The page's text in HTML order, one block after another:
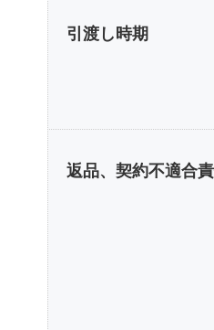
引渡し時期
返品、契約不適合